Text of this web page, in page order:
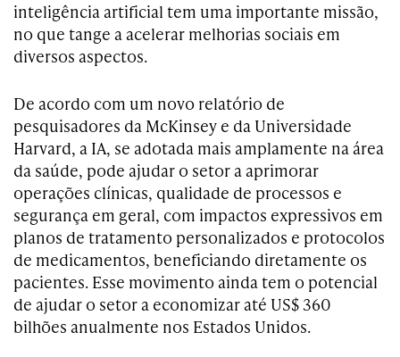
inteligência artificial tem uma importante missão,
no que tange a acelerar melhorias sociais em
diversos aspectos.
De acordo com um novo relatório de
pesquisadores da McKinsey e da Universidade
Harvard, a IA, se adotada mais amplamente na área
da saúde, pode ajudar o setor a aprimorar
operações clínicas, qualidade de processos e
segurança em geral, com impactos expressivos em
planos de tratamento personalizados e protocolos
de medicamentos, beneficiando diretamente os
pacientes. Esse movimento ainda tem o potencial
de ajudar o setor a economizar até US$ 360
bilhões anualmente nos Estados Unidos.